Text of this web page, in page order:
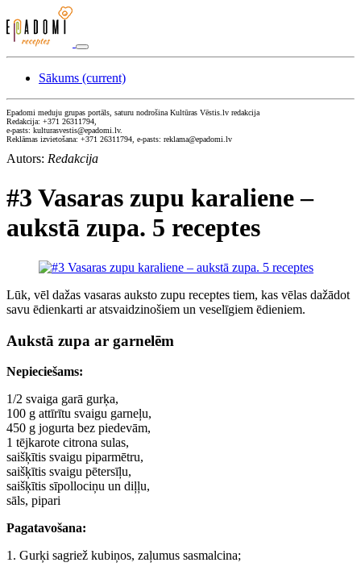
Sākums (current)
Epadomi meduju grupas portāls, saturu nodrošina Kultūras Vēstis.lv redakcija
Redakcija: +371 26311794,
e-pasts: kulturasvestis@epadomi.lv.
Reklāmas izvietošana: +371 26311794, e-pasts: reklama@epadomi.lv
Autors: Redakcija
#3 Vasaras zupu karaliene –
aukstā zupa. 5 receptes
Lūk, vēl dažas vasaras auksto zupu receptes tiem, kas vēlas dažādot
savu ēdienkarti ar atsvaidzinošiem un veselīgiem ēdieniem.
Aukstā zupa ar garnelēm
Nepieciešams:
1/2 svaiga garā gurķa,
100 g attīrītu svaigu garneļu,
450 g jogurta bez piedevām,
1 tējkarote citrona sulas,
saišķītis svaigu piparmētru,
saišķītis svaigu pētersīļu,
saišķītis sīpollociņu un diļļu,
sāls, pipari
Pagatavošana:
1. Gurķi sagriež kubiņos, zaļumus sasmalcina;